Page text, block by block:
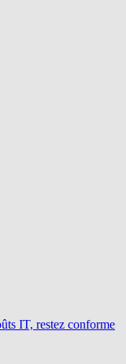
IT, restez conforme